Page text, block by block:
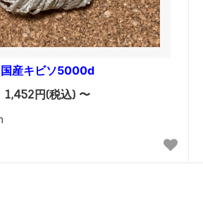
国産キビソ5000d
1,452円(税込) 〜